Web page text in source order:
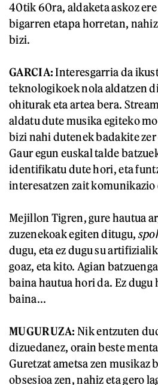
40tik 60ra, aldaketa askoz
bigarren etapa horretan,
bizi.
GARCIA:Interesgarria da
teknologikoek nola aldatzen
ohiturak eta artea bera.
aldatu dute musika egiteko
bizi nahi dutenek badakite
Gaur egun euskal talde
identifikatu dute hori, eta
interesatzen zait komunikazio
Mejillon Tigren, gure hautua
zuzenekoak egiten ditugu,
dugu, eta ez dugu su
goaz, eta kito. Agian
baina hautua hori da. Ez
baina...
MUGURUZA: Nik entzuten
dizuedanez, orain beste
Guretzat ametsa zen musikaz
obsesioa zen, nahiz eta gero